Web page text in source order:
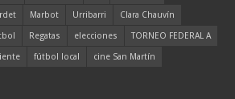
Marbot Urribarri
Clara Chauvín
Regatas elecciones
TORNEO FEDERAL A
fútbol local cine San Martín